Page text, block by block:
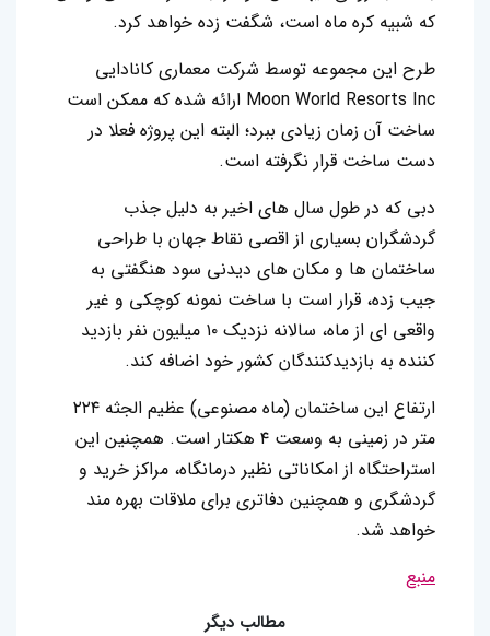
که شبیه کره ماه است، شگفت‌ زده خواهد کرد.
طرح این مجموعه توسط شرکت معماری کانادایی
Moon World Resorts Inc ارائه شده که ممکن است
ساخت آن زمان زیادی ببرد؛ البته این پروژه فعلا در
دست ساخت قرار نگرفته است.
دبی که در طول سال‌ های اخیر به دلیل جذب
گردشگران بسیاری از اقصی‌ نقاط جهان با طراحی
ساختمان‌ ها و مکان‌ های دیدنی سود هنگفتی به
جیب زده، قرار است با ساخت نمونه کوچکی و غیر
واقعی‌ ای از ماه، سالانه نزدیک ۱۰ میلیون نفر بازدید
کننده به بازدیدکنندگان کشور خود اضافه کند.
ارتفاع این ساختمان (ماه مصنوعی) عظیم‌ الجثه ۲۲۴
متر در زمینی به وسعت ۴ هکتار است. همچنین این
استراحتگاه از امکاناتی نظیر درمانگاه، مراکز خرید و
گردشگری و همچنین دفاتری برای ملاقات بهره‌ مند
خواهد شد.
منبع
مطالب دیگر